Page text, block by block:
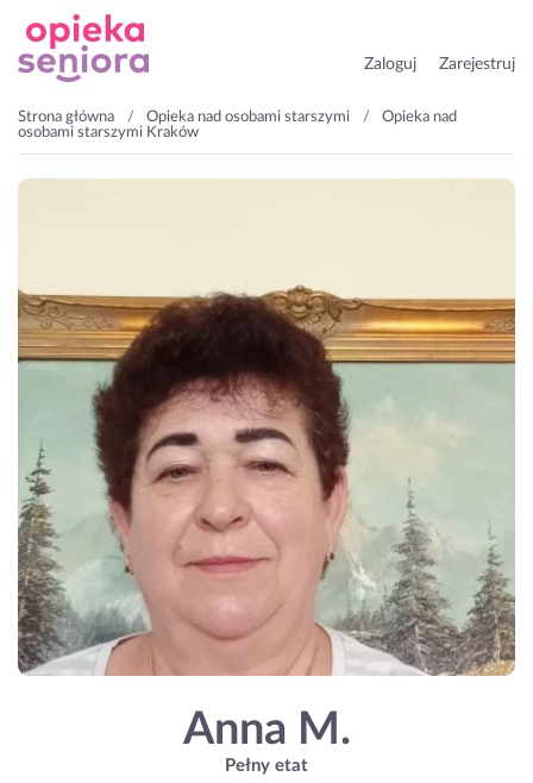
Zaloguj Zarejestruj
Strona główna Opieka nad osobami starszymi
Opieka nad
osobami starszymi Kraków
Anna M.
Pełny etat